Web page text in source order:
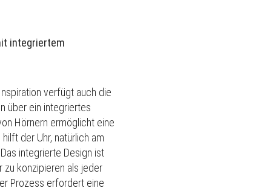
integriertem
verfügt auch die
über ein integriertes
Hörnern ermöglicht eine
der Uhr, natürlich am
Das integrierte Design ist
zu konzipieren als jeder
Prozess erfordert eine